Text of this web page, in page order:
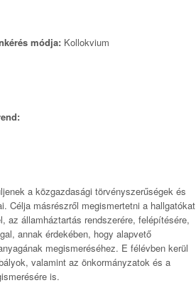
módja: Kollokvium
a közgazdasági törvényszerűségek és
Célja másrészről megismertetni a hallgatókat
az államháztartás rendszerére, felépítésére,
annak érdekében, hogy alapvető
megismeréséhez. E félévben kerül
valamint az önkormányzatok és a
is.